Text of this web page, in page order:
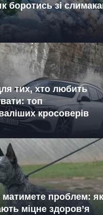
боротись зі
тих, хто любить
топ
кросоверів
проблем:
міцне здоров’я